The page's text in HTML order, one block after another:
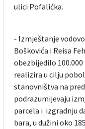
ulici Pofalićka.
- Izmještanje
Boškovića i Reisa
obezbijedilo 100.000
realizira u cilju
stanovništva na
podrazumijevaju
parcela i izgradnju
bara, u dužini oko